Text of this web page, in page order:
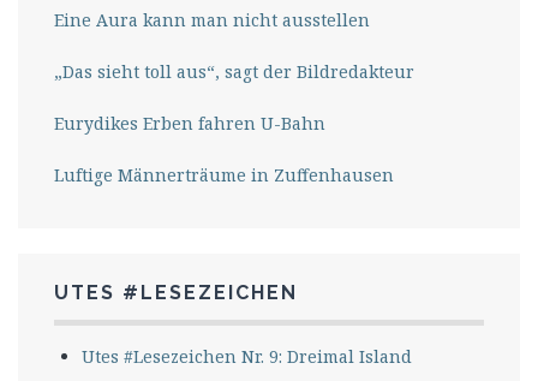
Eine Aura kann man nicht ausstellen
„Das sieht toll aus“, sagt der Bildredakteur
Eurydikes Erben fahren U-Bahn
Luftige Männerträume in Zuffenhausen
UTES #LESEZEICHEN
Utes #Lesezeichen Nr. 9: Dreimal Island